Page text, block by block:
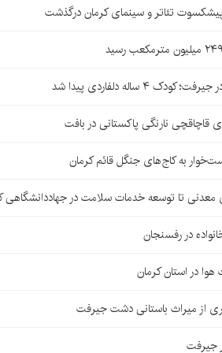
پیشکسوت تئاتر و سینمای کرمان درگذشت
ساله دلفاردی پیدا شد
به کاج‌های جنگل قائم کرمان
معدنی تا توسعه خدمات سلامت در جهاددانشگاهی
در رفسنجان
در استان کرمان
از میراث باستانی دشت جیرفت
جیرفت